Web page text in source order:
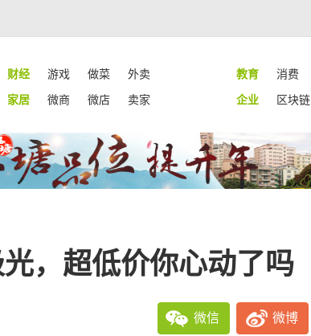
财经 游戏 做菜 外卖 教育 消费
家居 微商 微店 卖家 企业 区块链
，超低价你心动了吗
微信 微博